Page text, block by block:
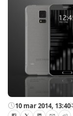
10 mar 2014, 13:40